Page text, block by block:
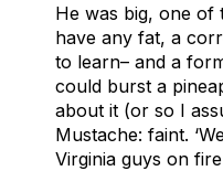
He was big, one of
have any fat, a
to learn– and a
could burst a
about it (or so I
Mustache: faint.
Virginia guys on